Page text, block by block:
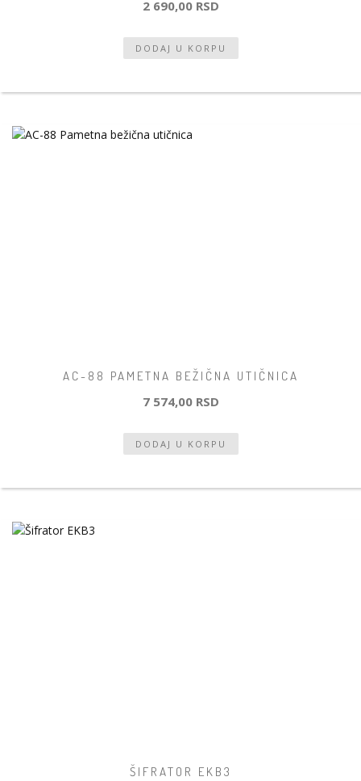
2 690,00 RSD
AC-88 PAMETNA BEŽIČNA UTIČNICA
7 574,00 RSD
ŠIFRATOR EKB3